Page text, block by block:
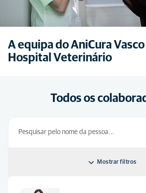
A equipa do AniCura Vasco
Hospital Veterinário
Todos os
Mostrar filtros
Ordenar por: Predefinição